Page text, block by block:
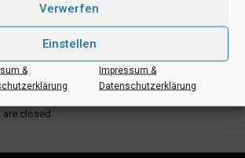
Verwerfen
Einstellen
&
Impressum &
Datenschutzerklärung
are closed.